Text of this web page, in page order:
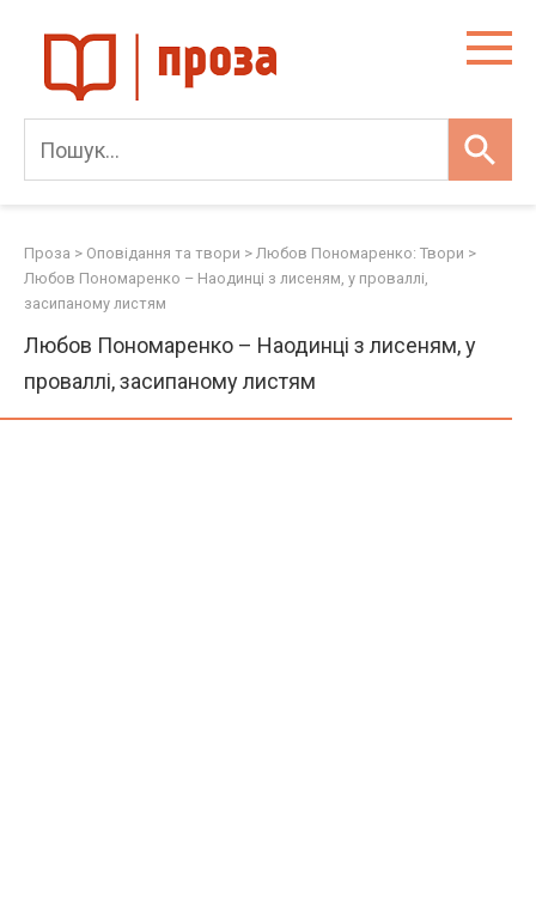
content
Проза > Оповідання та твори > Любов Пономаренко: Твори >
Любов Пономаренко – Наодинці з лисеням, у проваллі,
засипаному листям
Любов Пономаренко – Наодинці з лисеням, у
проваллі, засипаному листям